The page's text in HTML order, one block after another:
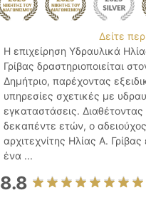
Δείτε
Η επιχείρηση Υδραυλικά
Γρίβας δραστηριοποιείται
Δημήτριο, παρέχοντας
υπηρεσίες σχετικές με
εγκαταστάσεις. Διαθέτοντας
δεκαπέντε ετών, ο αδειούχος
αρχιτεχνίτης Ηλίας Α. Γρίβας
ένα ...
8.8